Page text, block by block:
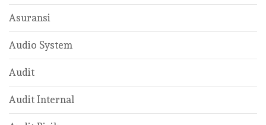
Asuransi
Audio System
Audit
Audit Internal